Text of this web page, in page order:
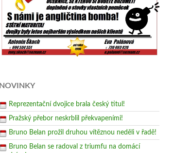
NOVINKY
Reprezentační dvojice brala český titul!
Pražský přebor neskrblil překvapeními!
Bruno Belan prožil druhou vítěznou neděli v řadě!
Bruno Belan se radoval z triumfu na domácí